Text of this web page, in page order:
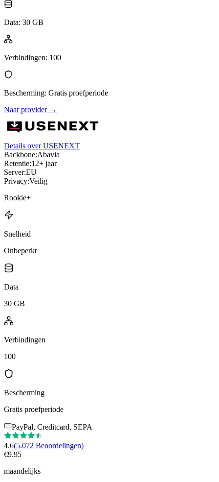
Data: 30 GB
Verbindingen: 100
Bescherming: Gratis proefperiode
Naar provider→
Details over USENEXT
Backbone:Abavia
Retentie:12+ jaar
Server:EU
Privacy:Veilig
Rookie+
Snelheid
Onbeperkt
Data
30 GB
Verbindingen
100
Bescherming
Gratis proefperiode
PayPal, Creditcard, SEPA
4.6(5.072 Beoordelingen)
€9.95
maandelijks